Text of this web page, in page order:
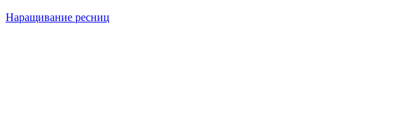
Наращивание ресниц